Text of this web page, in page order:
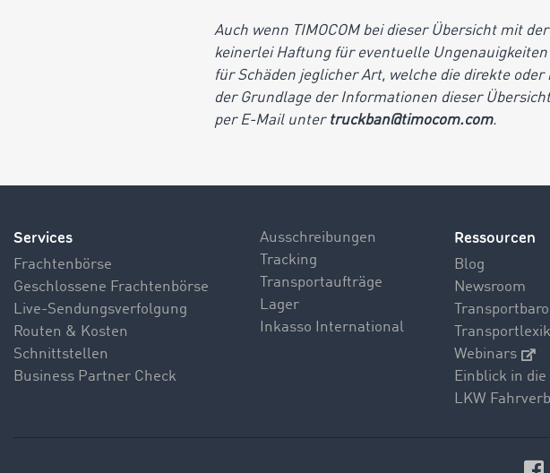
Auch wenn TIMOCOM bei dieser Übersicht mit
keinerlei Haftung für eventuelle
für Schäden jeglicher Art, welche die direkte
der Grundlage der Informationen dieser
per E-Mail untertruckban@timocom.com.
Services
Frachtenbörse
Geschlossene Frachtenbörse
Live-Sendungsverfolgung
Routen & Kosten
Schnittstellen
Business Partner Check
Ausschreibungen
Tracking
Transportaufträge
Lager
Inkasso International
Ressourcen
Blog
Newsroom
Webinars
Einblick in
LKW